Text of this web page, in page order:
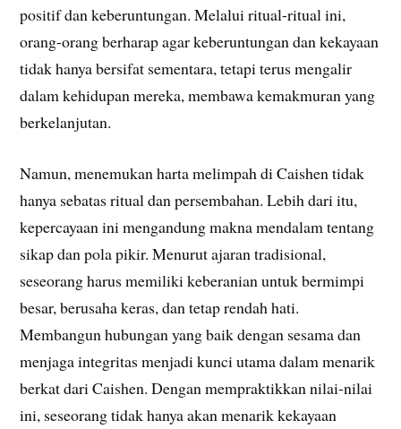
positif dan keberuntungan. Melalui ritual-ritual ini,
orang-orang berharap agar keberuntungan dan kekayaan
tidak hanya bersifat sementara, tetapi terus mengalir
dalam kehidupan mereka, membawa kemakmuran yang
berkelanjutan.
Namun, menemukan harta melimpah di Caishen tidak
hanya sebatas ritual dan persembahan. Lebih dari itu,
kepercayaan ini mengandung makna mendalam tentang
sikap dan pola pikir. Menurut ajaran tradisional,
seseorang harus memiliki keberanian untuk bermimpi
besar, berusaha keras, dan tetap rendah hati.
Membangun hubungan yang baik dengan sesama dan
menjaga integritas menjadi kunci utama dalam menarik
berkat dari Caishen. Dengan mempraktikkan nilai-nilai
ini, seseorang tidak hanya akan menarik kekayaan